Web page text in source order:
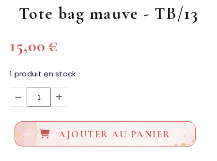
Tote bag mauve - TB/13
15,00€
1 produit en stock
AJOUTER AU PANIER